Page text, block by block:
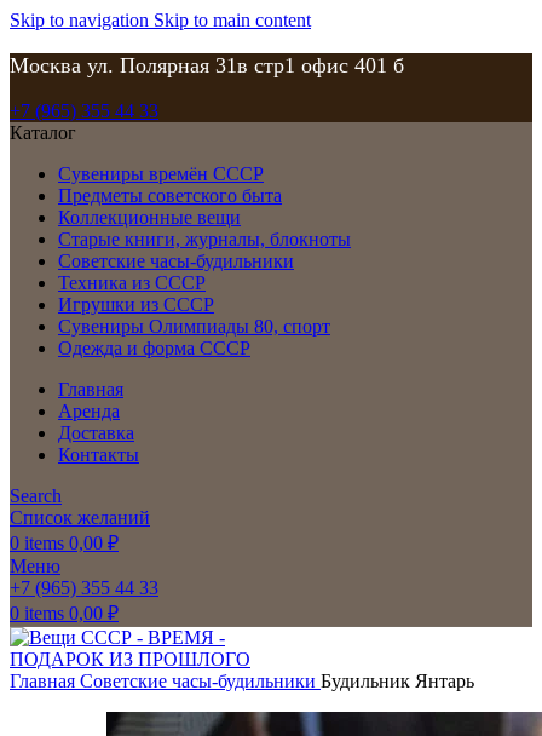
Skip to navigation Skip to main content
Москва ул. Полярная 31в стр1 офис 401 б
+7 (965) 355 44 33
Каталог
Сувениры времён СССР
Предметы советского быта
Коллекционные вещи
Старые книги, журналы, блокноты
Советские часы-будильники
Техника из СССР
Игрушки из СССР
Сувениры Олимпиады 80, спорт
Одежда и форма СССР
Главная
Аренда
Доставка
Контакты
Search
Список желаний
0 items 0,00 ₽
Меню
+7 (965) 355 44 33
0 items 0,00 ₽
Главная Советские часы-будильники Будильник Янтарь